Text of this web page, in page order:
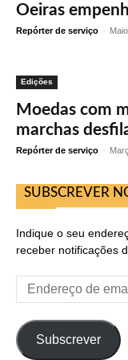
Oeiras
Repórter de serviço -
Edições
Moedas com
marchas
Repórter de serviço -
SUBSCREVER
Indique o seu
receber notificações
Endereço
de
Subscrever